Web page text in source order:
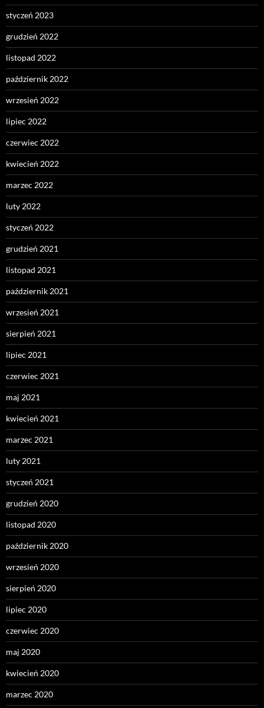
styczeń 2023
grudzień 2022
listopad 2022
październik 2022
wrzesień 2022
lipiec 2022
czerwiec 2022
kwiecień 2022
marzec 2022
luty 2022
styczeń 2022
grudzień 2021
listopad 2021
październik 2021
wrzesień 2021
sierpień 2021
lipiec 2021
czerwiec 2021
maj 2021
kwiecień 2021
marzec 2021
luty 2021
styczeń 2021
grudzień 2020
listopad 2020
październik 2020
wrzesień 2020
sierpień 2020
lipiec 2020
czerwiec 2020
maj 2020
kwiecień 2020
marzec 2020